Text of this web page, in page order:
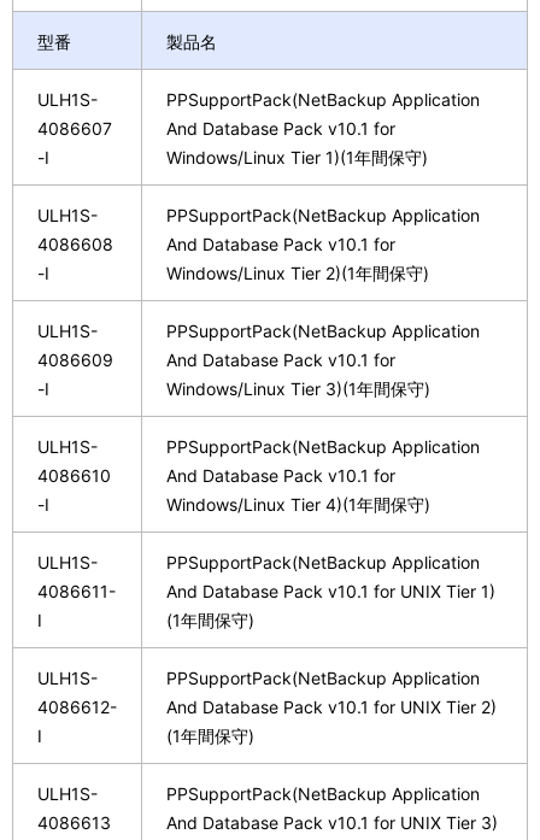
型番 製品名
ULH1S-
4086607
-I
PPSupportPack(NetBackup Application
And Database Pack v10.1 for
Windows/Linux Tier 1)(1年間保守)
ULH1S-
4086608
-I
PPSupportPack(NetBackup Application
And Database Pack v10.1 for
Windows/Linux Tier 2)(1年間保守)
ULH1S-
4086609
-I
PPSupportPack(NetBackup Application
And Database Pack v10.1 for
Windows/Linux Tier 3)(1年間保守)
ULH1S-
4086610
-I
PPSupportPack(NetBackup Application
And Database Pack v10.1 for
Windows/Linux Tier 4)(1年間保守)
ULH1S-
4086611-
I
PPSupportPack(NetBackup Application
And Database Pack v10.1 for UNIX Tier 1)
(1年間保守)
ULH1S-
4086612-
I
PPSupportPack(NetBackup Application
And Database Pack v10.1 for UNIX Tier 2)
(1年間保守)
ULH1S-
4086613
PPSupportPack(NetBackup Application
And Database Pack v10.1 for UNIX Tier 3)